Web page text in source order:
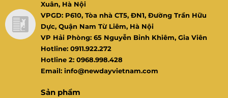
Xuân, Hà Nội
VPGD: P610, Tòa nhà CT5, ĐN1, Đường Trần Hữu
Dực, Quận Nam Từ Liêm, Hà Nội
VP Hải Phòng: 65 Nguyễn Bỉnh Khiêm, Gia Viên
Hotline: 0911.922.272
Hotline 2: 0968.998.428
Email: info@newdayvietnam.com
Sản phẩm